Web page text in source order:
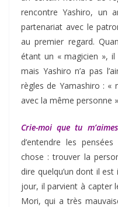
rencontre Yashiro, un
partenariat avec le
au premier regard.
étant un « magicien »,
mais Yashiro n’a pas
règles de Yamashiro : «
avec la même personne
Crie-moi que tu m’aimes
d’entendre les
chose : trouver la
dire quelqu’un dont il
jour, il parvient à capter
Mori, qui a très